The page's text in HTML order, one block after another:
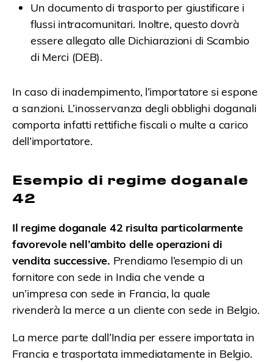
Un documento di trasporto per giustificare i
flussi intracomunitari. Inoltre, questo dovrà
essere allegato alle Dichiarazioni di Scambio
di Merci (DEB).
In caso di inadempimento, l’importatore si espone
a sanzioni. L’inosservanza degli obblighi doganali
comporta infatti rettifiche fiscali o multe a carico
dell’importatore.
Esempio di regime doganale
42
Il regime doganale 42 risulta particolarmente
favorevole nell’ambito delle operazioni di
vendita successive. Prendiamo l’esempio di un
fornitore con sede in India che vende a
un’impresa con sede in Francia, la quale
rivenderà la merce a un cliente con sede in Belgio.
La merce parte dall’India per essere importata in
Francia e trasportata immediatamente in Belgio.